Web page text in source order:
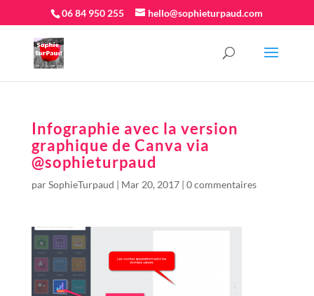
06 84 950 255 hello@sophieturpaud.com
Infographie avec la version
graphique de Canva via
@sophieturpaud
parSophieTurpaud | Mar 20, 2017| 0 commentaires